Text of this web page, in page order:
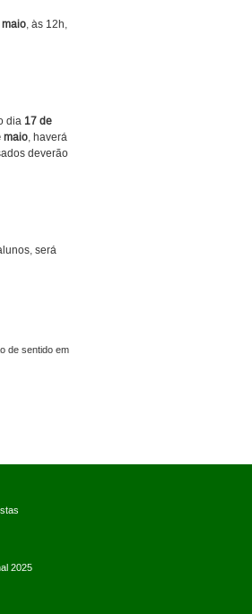
maio, às 12h,
dia 17 de
maio, haverá
deverão
será
de sentido em
2025